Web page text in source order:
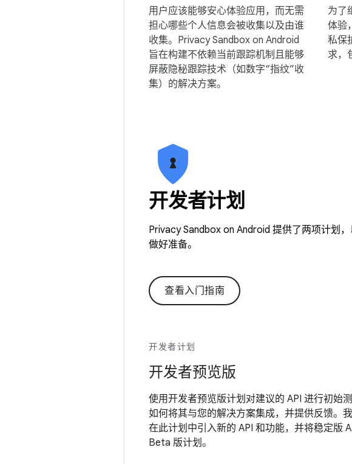
用户应该能够安心体验应用，而无需
担心哪些个人信息会被收集以及由谁
收集。Privacy Sandbox on Android
旨在构建不依赖当前跟踪机制且能够
屏蔽隐秘跟踪技术（如数字“指纹”收
集）的解决方案。
为了
体验
私保
求，
开发者计划
Privacy Sandbox on Android 提供了两项计划
做好准备。
查看入门指南
开发者计划
开发者预览版
使用开发者预览版计划对建议的 API 进行初始
如何将其与您的解决方案集成，并提供反馈。
在此计划中引入新的 API 和功能，并将稳定版
Beta 版计划。